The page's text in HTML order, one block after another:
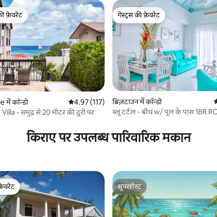
फ़ेवरेट
फ़ेवरेट
में कॉन्डो औसत रेटिंग 5 में से 4.97, 117 समीक्षाएँ
4.97 (117)
- समुद्र से 20 मीटर की दूरी पर
गेस्ट्स की फ़ेवरेट
गेस्ट्स की फ़ेवरेट
ब्रिज़टाउन में कॉन्डो
ब्लू टर्टल - बीच w/ पूल के पास 1BR
किराए पर उपलब्ध पारिवारिक मकान
सुपरहोस्ट
सुपरहोस्ट